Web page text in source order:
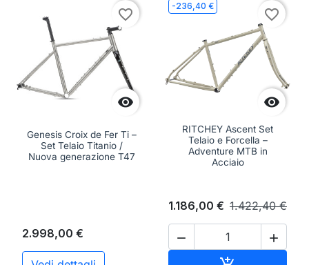

favorite_border
Genesis Croix de Fer Ti –
Set Telaio Titanio /
Nuova generazione T47
2.998,00 €
-236,40 €

favorite_border
RITCHEY Ascent Set
Telaio e Forcella –
Adventure MTB in
Acciaio
1.186,00 € 1.422,40 €
 